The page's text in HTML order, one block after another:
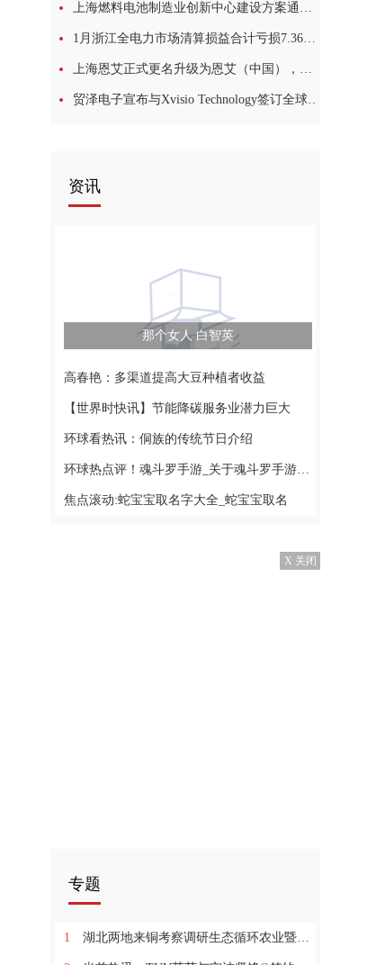
上海燃料电池制造业创新中心建设方案通过专家评审-头条焦点
1月浙江全电力市场清算损益合计亏损7.36亿元-最新快讯
上海恩艾正式更名升级为恩艾（中国），助力浦东提升总部经济动能
贸泽电子宣布与Xvisio Technology签订全球分销协议
资讯
那个女人 白智英
高春艳：多渠道提高大豆种植者收益
【世界时快讯】节能降碳服务业潜力巨大
环球看热讯：侗族的传统节日介绍
环球热点评！魂斗罗手游_关于魂斗罗手游的基本详情介绍
焦点滚动:蛇宝宝取名字大全_蛇宝宝取名
X 关闭
专题
1 湖北两地来铜考察调研生态循环农业暨有机废弃物综合利用工作:环球今日报